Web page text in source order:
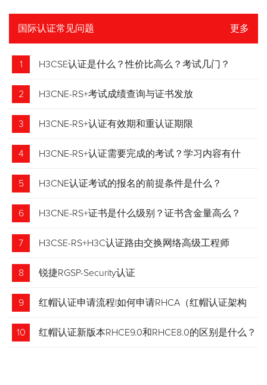
国际认证常见问题 更多
1 H3CSE认证是什么？性价比高么？考试几门？
2 H3CNE-RS+考试成绩查询与证书发放
3 H3CNE-RS+认证有效期和重认证期限
4 H3CNE-RS+认证需要完成的考试？学习内容有什
么？
5 H3CNE认证考试的报名的前提条件是什么？
6 H3CNE-RS+证书是什么级别？证书含金量高么？
7 H3CSE-RS+H3C认证路由交换网络高级工程师
8 锐捷RGSP-Security认证
9 红帽认证申请流程|如何申请RHCA（红帽认证架构
师）证书？申请步骤请收藏！
10 红帽认证新版本RHCE9.0和RHCE8.0的区别是什么？